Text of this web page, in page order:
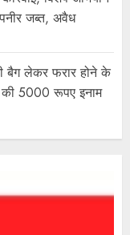
जब्त, अवैध
बैग लेकर फरार होने के
की 5000 रूपए इनाम